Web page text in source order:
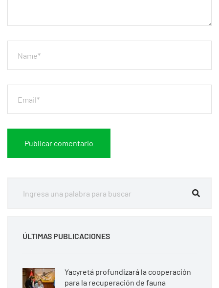
ÚLTIMAS PUBLICACIONES
Yacyretá profundizará la cooperación
para la recuperación de fauna